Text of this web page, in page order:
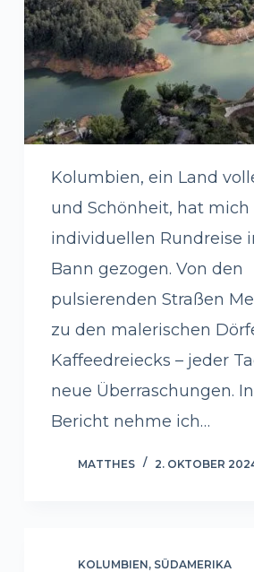
Kolumbien, ein Land
und Schönheit, hat
individuellen Rundreise
Bann gezogen. Von den
pulsierenden Straßen
zu den malerischen
Kaffeedreiecks – jeder
neue Überraschungen.
Bericht nehme ich…
MATTHES 2. OKTOBER
KOLUMBIEN, SÜDAMERIKA